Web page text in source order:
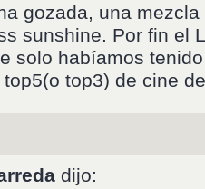
gozada, una
sunshine. Por fin el
solo habíamos
top3) de cine
dijo: